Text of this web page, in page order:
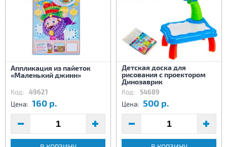
Аппликация из пайеток
«Маленький джинн»
Код: 49621
Цена: 160 р.
Детская доска для
рисования с проектором
Динозаврик
Код: 54689
Цена: 500 р.